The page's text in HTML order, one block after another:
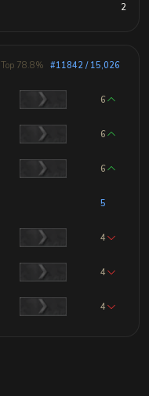
2
Top 78.8% #11842 / 15,026
6
6
6
5
4
4
4